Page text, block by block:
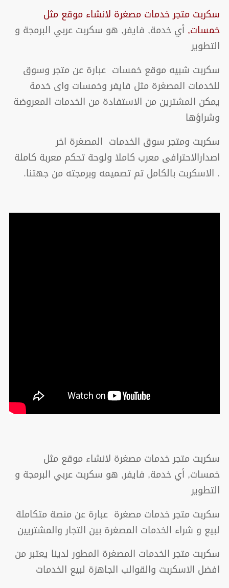
سكربت متجر خدمات مصغرة لانشاء موقع مثل
خمسات, أي خدمة, فايفر, هو سكربت عربي البرمجة و
التطوير
سكربت شبيه موقع خمسات عبارة عن متجر وسوق
للخدمات المصغرة مثل فايفر وخمسات واى خدمة
يمكن المشترين من الاستفادة من الخدمات المعروضة
وشراؤها
سكربت ومتجر سوق الخدمات المصغرة اخر
اصدارالاحترافى معرب كاملا ولوحة تحكم معربة كاملة
. الاسكربت بالكامل تم تصميمه وبرمجته من جهتنا.
سكربت متجر خدمات مصغرة لانشاء موقع مثل
خمسات, أي خدمة, فايفر, هو سكربت عربي البرمجة و
التطوير
سكربت متجر خدمات مصغرة عبارة عن منصة متكاملة
لبيع و شراء الخدمات المصغرة بين التجار والمشتريين
سكربت متجر الخدمات المصغرة المطور لدينا يعتبر من
افضل الاسكربت والقوالب الجاهزة لبيع الخدمات